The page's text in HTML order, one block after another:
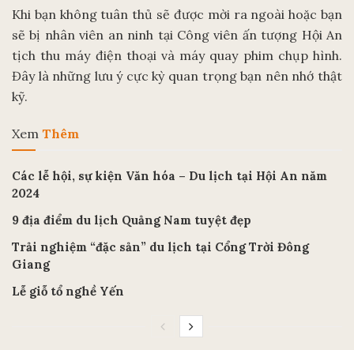
Khi bạn không tuân thủ sẽ được mời ra ngoài hoặc bạn
sẽ bị nhân viên an ninh tại Công viên ấn tượng Hội An
tịch thu máy điện thoại và máy quay phim chụp hình.
Đây là những lưu ý cực kỳ quan trọng bạn nên nhớ thật
kỹ.
Xem Thêm
Các lễ hội, sự kiện Văn hóa – Du lịch tại Hội An năm
2024
9 địa điểm du lịch Quảng Nam tuyệt đẹp
Trải nghiệm “đặc sản” du lịch tại Cổng Trời Đông
Giang
Lễ giỗ tổ nghề Yến